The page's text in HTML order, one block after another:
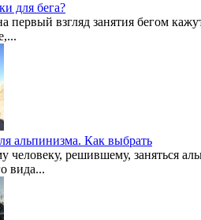
для бега?
первый взгляд занятия бегом
альпинизма. Как выбрать
человеку, решившему, заняться
вида...